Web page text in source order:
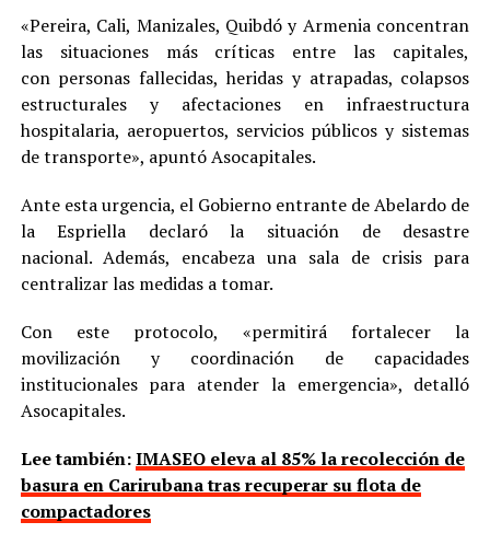
«Pereira, Cali, Manizales, Quibdó y Armenia concentran
las situaciones más críticas entre las capitales,
con personas fallecidas, heridas y atrapadas, colapsos
estructurales y afectaciones en infraestructura
hospitalaria, aeropuertos, servicios públicos y sistemas
de transporte», apuntó Asocapitales.
Ante esta urgencia, el Gobierno entrante de Abelardo de
la Espriella declaró la situación de desastre
nacional. Además, encabeza una sala de crisis para
centralizar las medidas a tomar.
Con este protocolo, «permitirá fortalecer la
movilización y coordinación de capacidades
institucionales para atender la emergencia», detalló
Asocapitales.
Lee también:IMASEO eleva al 85% la recolección de
basura en Carirubana tras recuperar su flota de
compactadores